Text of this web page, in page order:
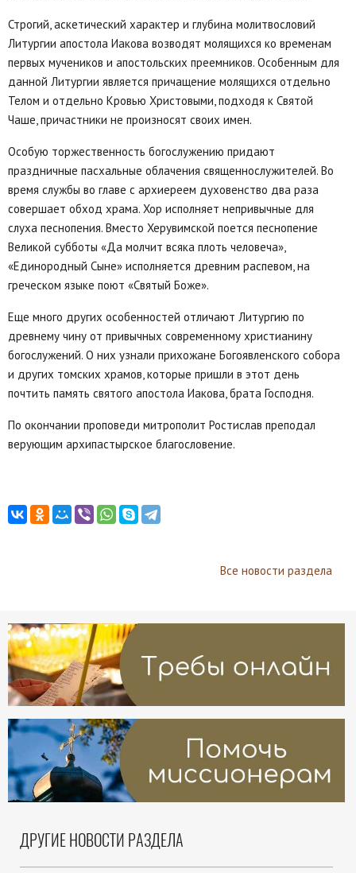
Строгий, аскетический характер и глубина молитвословий
Литургии апостола Иакова возводят молящихся ко временам
первых мучеников и апостольских преемников. Особенным для
данной Литургии является причащение молящихся отдельно
Телом и отдельно Кровью Христовыми, подходя к Святой
Чаше, причастники не произносят своих имен.
Особую торжественность богослужению придают
праздничные пасхальные облачения священнослужителей. Во
время службы во главе с архиереем духовенство два раза
совершает обход храма. Хор исполняет непривычные для
слуха песнопения. Вместо Херувимской поется песнопение
Великой субботы «Да молчит всяка плоть человеча»,
«Единородный Сыне» исполняется древним распевом, на
греческом языке поют «Святый Боже».
Еще много других особенностей отличают Литургию по
древнему чину от привычных современному христианину
богослужений. О них узнали прихожане Богоявленского собора
и других томских храмов, которые пришли в этот день
почтить память святого апостола Иакова, брата Господня.
По окончании проповеди митрополит Ростислав преподал
верующим архипастырское благословение.
Все новости раздела
ДРУГИЕ НОВОСТИ РАЗДЕЛА